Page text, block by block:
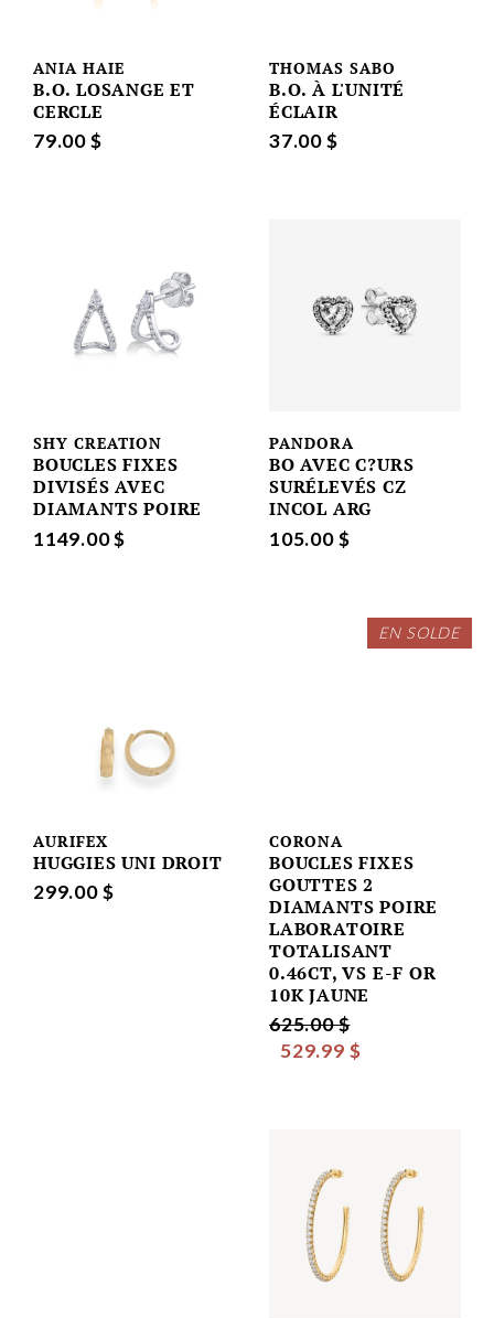
ANIA HAIE
B.O. LOSANGE ET
CERCLE
79.00 $
THOMAS SABO
B.O. À L'UNITÉ
ÉCLAIR
37.00 $
SHY CREATION
BOUCLES FIXES
DIVISÉS AVEC
DIAMANTS POIRE
1149.00 $
PANDORA
BO AVEC C?URS
SURÉLEVÉS CZ
INCOL ARG
105.00 $
AURIFEX
HUGGIES UNI DROIT
299.00 $
EN SOLDE
CORONA
BOUCLES FIXES
GOUTTES 2
DIAMANTS POIRE
LABORATOIRE
TOTALISANT
0.46CT, VS E-F OR
10K JAUNE
625.00 $
529.99 $